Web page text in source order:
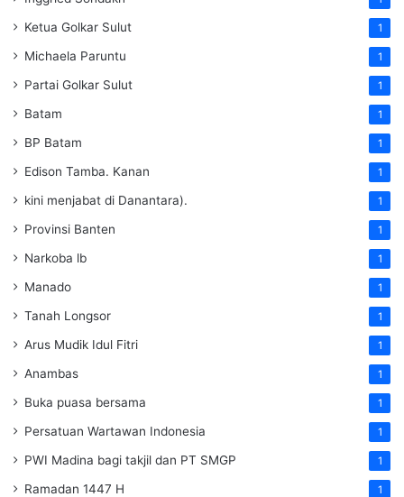
Ketua Golkar Sulut 1
Michaela Paruntu 1
Partai Golkar Sulut 1
Batam 1
BP Batam 1
Edison Tamba. Kanan 1
kini menjabat di Danantara). 1
Provinsi Banten 1
Narkoba lb 1
Manado 1
Tanah Longsor 1
Arus Mudik Idul Fitri 1
Anambas 1
Buka puasa bersama 1
Persatuan Wartawan Indonesia 1
PWI Madina bagi takjil dan PT SMGP 1
Ramadan 1447 H 1